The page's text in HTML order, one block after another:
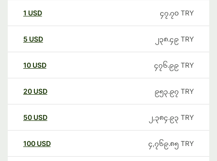
1 USD ၄၇.၇၀ TRY
5 USD ၂၃၈.၄၉ TRY
10 USD ၄၇၆.၉၉ TRY
20 USD ၉၅၃.၉၇ TRY
50 USD ၂,၃၈၄.၉၃ TRY
100 USD ၄,၇၆၉.၈၅ TRY